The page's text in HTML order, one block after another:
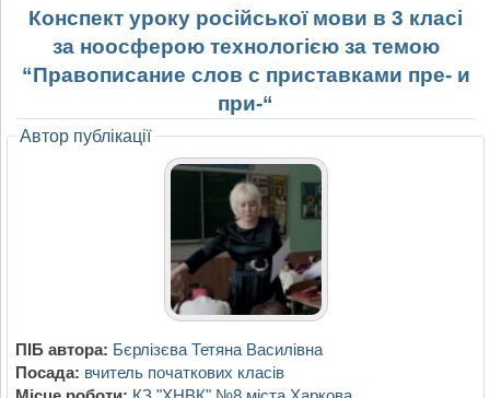
Конспект уроку російської мови в 3 класі
за ноосферою технологією за темою
“Правописание слов с приставками пре- и
при-“
Автор публікації
ПІБ автора: Бєрлізєва Тетяна Василівна
Посада: вчитель початкових класів